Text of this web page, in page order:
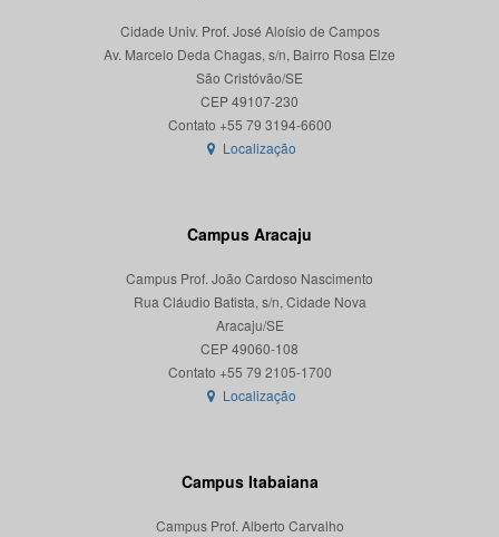
Cidade Univ. Prof. José Aloísio de Campos
Av. Marcelo Deda Chagas, s/n, Bairro Rosa Elze
São Cristóvão/SE
CEP 49107-230
Localização
Campus Aracaju
Campus Prof. João Cardoso Nascimento
Rua Cláudio Batista, s/n, Cidade Nova
Aracaju/SE
CEP 49060-108
Localização
Campus Itabaiana
Campus Prof. Alberto Carvalho